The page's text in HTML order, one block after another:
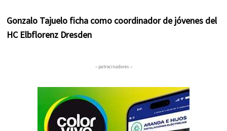
Gonzalo Tajuelo ficha como coordinador de jóvenes del
HC Elbflorenz Dresden
– patrocinadores –